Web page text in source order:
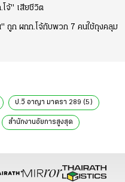
จ้" เสียชีวิต
ถูก ผกก.โจ้กับพวก 7 คนใช้ถุงคลุม
ป.วิ อาญา มาตรา 289 (5)
สำนักงานอัยการสูงสุด